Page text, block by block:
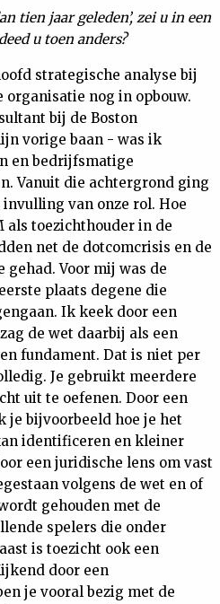
tien jaar geleden’, zei u in een
u toen anders?
strategische analyse bij
organisatie nog in opbouw.
bij de Boston
vorige baan - was ik
en bedrijfsmatige
Vanuit die achtergrond ging
van onze rol. Hoe
als toezichthouder in de
net de dotcomcrisis en de
Voor mij was de
plaats degene die
Ik keek door een
de wet daarbij als een
fundament. Dat is niet per
Je gebruikt meerdere
uit te oefenen. Door een
je bijvoorbeeld hoe je het
identificeren en kleiner
een juridische lens om vast
volgens de wet en of
gehouden met de
spelers die onder
is toezicht ook een
door een
je vooral bezig met de